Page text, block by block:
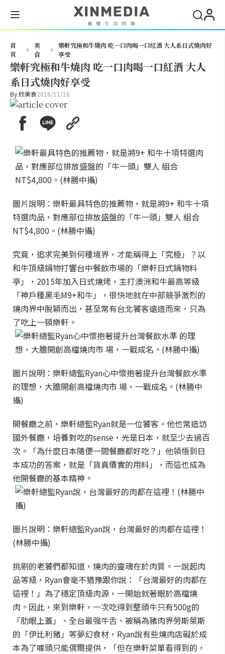
首
頁
>
美
食
>
樂軒究極和牛燒肉 吃一口肉喝一口紅酒 大人系日式燒肉好
享受
樂軒究極和牛燒肉 吃一口肉喝一口紅酒 大人
系日式燒肉好享受
By欣美食2016/11/16
圖片說明：樂軒最具特色的推薦物，就是將9+ 和牛十項
特選肉品，對應部位排放盛盤的「牛一頭」雙人 組合
NT$4,800。(林勝中攝)
究竟，追求完美到何種境界，才能稱得上「究極」？以
和牛頂級鍋物打響台中餐飲市場的「樂軒日式鍋物料
亭」，2015年加入日式燒烤，主打澳洲和牛最高等級
「神戶種黑毛M9+和牛」，很快地就在中部競爭激烈的
燒肉界中脫穎而出，甚至常有台北饕客遠道而來，只為
了吃上一頓樂軒。
圖片說明：樂軒總監Ryan心中懷抱著提升台灣餐飲水準
的理想，大膽開創高檔燒肉市 場，一戰成名。(林勝中
攝)
開餐廳之前，樂軒總監Ryan就是一位饕客。他也常造訪
國外餐廳，培養對吃的sense，光是日本，就至少去過百
次。「為什麼日本隨便一間餐廳都好吃？」他領悟到日
本成功的答案，就是「貨真價實的用料」，而這也成為
他開餐廳的基本精神。
圖片說明：樂軒總監Ryan說，台灣最好的肉都在這裡！
(林勝中攝)
挑剔的老饕們都知道，燒肉的靈魂在於肉質。一說起肉
品等級，Ryan會毫不猶豫跟你說：「台灣最好的肉都在
這裡！」為了穩定頂級肉源，一開始就著眼於高檔燒
肉。因此，來到樂軒，一次吃得到整頭牛只有500g的
「肋眼上蓋」、全台最強牛舌、被稱為豬肉界勞斯萊斯
的「伊比利豬」等夢幻食材，Ryan說有些燒肉店礙於成
本為了噱頭只能偶爾提供，「但在樂軒菜單看得到的，